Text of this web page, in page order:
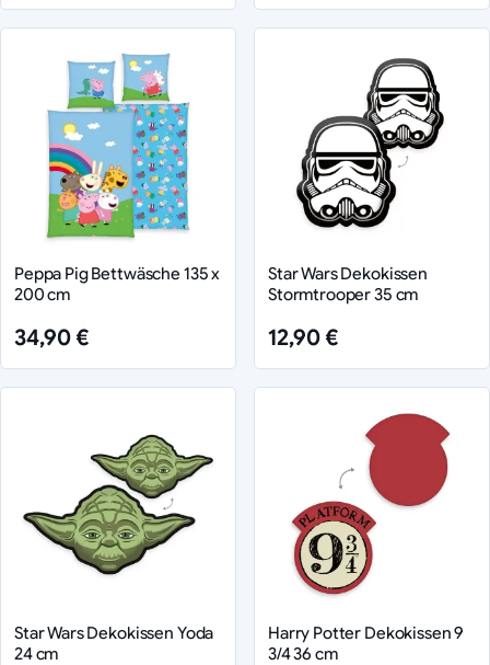
Peppa Pig Bettwäsche 135 x
200 cm
34,90 €
Star Wars Dekokissen
Stormtrooper 35 cm
12,90 €
Star Wars Dekokissen Yoda
24 cm
Harry Potter Dekokissen 9
3/4 36 cm